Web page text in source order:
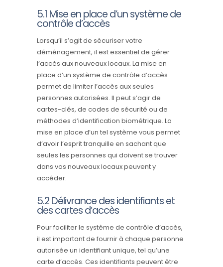
5.1 Mise en place d’un système de
contrôle d’accès
Lorsqu’il s’agit de sécuriser votre
déménagement, il est essentiel de gérer
l’accès aux nouveaux locaux. La mise en
place d’un système de contrôle d’accès
permet de limiter l’accès aux seules
personnes autorisées. Il peut s’agir de
cartes-clés, de codes de sécurité ou de
méthodes d’identification biométrique. La
mise en place d’un tel système vous permet
d’avoir l’esprit tranquille en sachant que
seules les personnes qui doivent se trouver
dans vos nouveaux locaux peuvent y
accéder.
5.2 Délivrance des identifiants et
des cartes d’accès
Pour faciliter le système de contrôle d’accès,
il est important de fournir à chaque personne
autorisée un identifiant unique, tel qu’une
carte d’accès. Ces identifiants peuvent être